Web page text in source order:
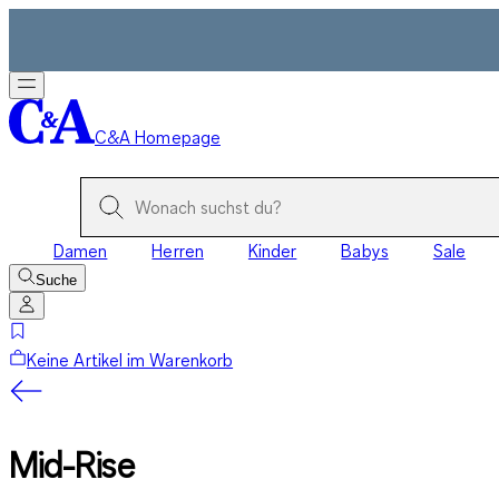
C&A Homepage
Damen Herren Kinder Babys Sale
Suche
Keine Artikel im Warenkorb
Mid-Rise